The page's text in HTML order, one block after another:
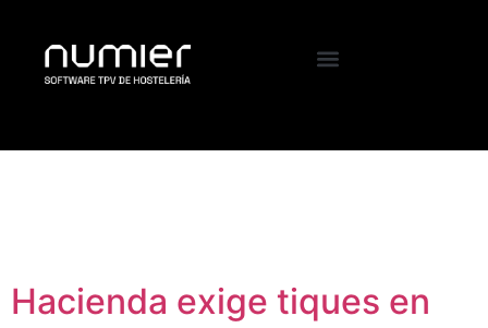
Hacienda exige tiques en